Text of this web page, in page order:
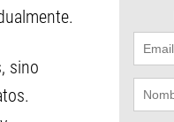
sino